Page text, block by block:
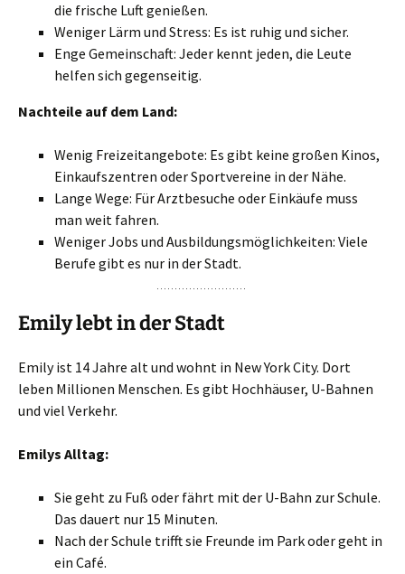
die frische Luft genießen.
Weniger Lärm und Stress: Es ist ruhig und sicher.
Enge Gemeinschaft: Jeder kennt jeden, die Leute
helfen sich gegenseitig.
Nachteile auf dem Land:
Wenig Freizeitangebote: Es gibt keine großen Kinos,
Einkaufszentren oder Sportvereine in der Nähe.
Lange Wege: Für Arztbesuche oder Einkäufe muss
man weit fahren.
Weniger Jobs und Ausbildungsmöglichkeiten: Viele
Berufe gibt es nur in der Stadt.
Emily lebt in der Stadt
Emily ist 14 Jahre alt und wohnt in New York City. Dort
leben Millionen Menschen. Es gibt Hochhäuser, U-Bahnen
und viel Verkehr.
Emilys Alltag:
Sie geht zu Fuß oder fährt mit der U-Bahn zur Schule.
Das dauert nur 15 Minuten.
Nach der Schule trifft sie Freunde im Park oder geht in
ein Café.